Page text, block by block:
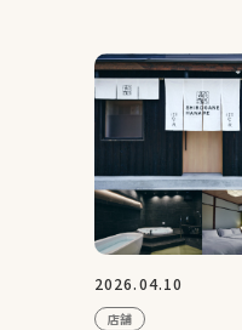
2026.04.10
店舗